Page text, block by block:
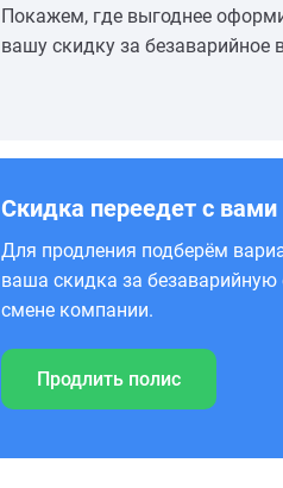
Покажем, где выгоднее
вашу скидку за
Скидка переедет с вами
Для продления подберём
ваша скидка за
смене компании.
Продлить полис